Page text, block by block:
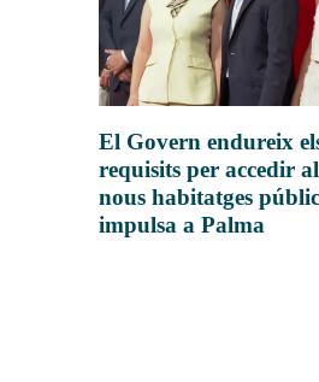
El Govern endureix
requisits per accedir
nous habitatges
impulsa a Palma